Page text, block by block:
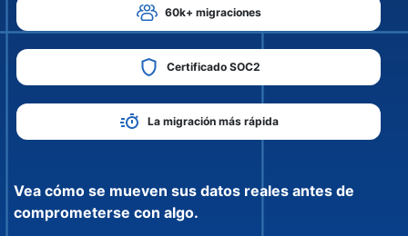
60k+ migraciones
Certificado SOC2
La migración más rápida
Vea cómo se mueven sus datos reales antes de
comprometerse con algo.